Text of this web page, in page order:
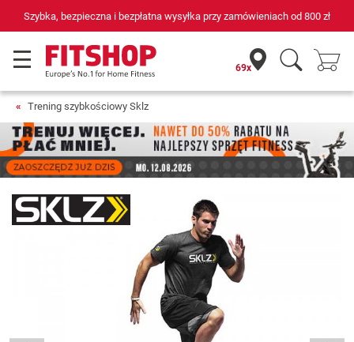
Szybka, bezpieczna i bezpłatna wysyłka przy zamówieniach od 800 zł
69x
Trening szybkościowy Sklz